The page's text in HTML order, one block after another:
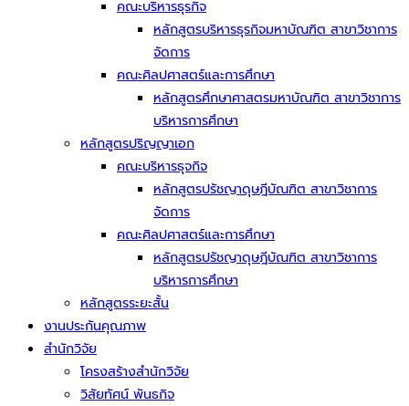
คณะบริหารธุรกิจ
หลักสูตรบริหารธุรกิจมหาบัณฑิต สาขาวิชาการ
จัดการ
คณะศิลปศาสตร์และการศึกษา
หลักสูตรศึกษาศาสตรมหาบัณฑิต สาขาวิชาการ
บริหารการศึกษา
หลักสูตรปริญญาเอก
คณะบริหารธุจกิจ
หลักสูตรปรัชญาดุษฎีบัณฑิต สาขาวิชาการ
จัดการ
คณะศิลปศาสตร์และการศึกษา
หลักสูตรปรัชญาดุษฎีบัณฑิต สาขาวิชาการ
บริหารการศึกษา
หลักสูตรระยะสั้น
งานประกันคุณภาพ
สำนักวิจัย
โครงสร้างสำนักวิจัย
วิสัยทัศน์ พันธกิจ